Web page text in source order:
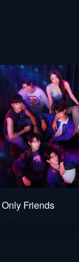
Only Friends